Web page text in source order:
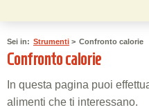
Sei in: Strumenti > Confronto calorie
Confronto calorie
In questa pagina puoi
alimenti che ti interessano.